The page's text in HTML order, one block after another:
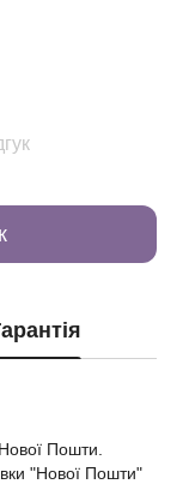
Пошти.
"Нової Пошти"